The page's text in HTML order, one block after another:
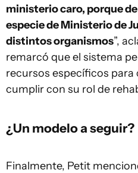
ministerio caro, porque
especie de Ministerio de
distintos organismos”,
remarcó que el sistema
recursos específicos para
cumplir con su rol de
¿Un modelo a seguir?
Finalmente, Petit